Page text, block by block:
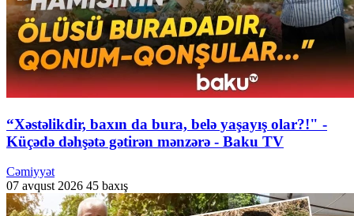
“Xəstəlikdir, baxın da bura, belə yaşayış olar?!" -
Küçədə dəhşətə gətirən mənzərə - Baku TV
Cəmiyyət
07 avqust 2026 45 baxış